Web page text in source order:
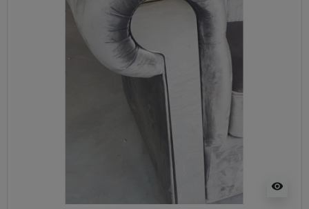
visibility